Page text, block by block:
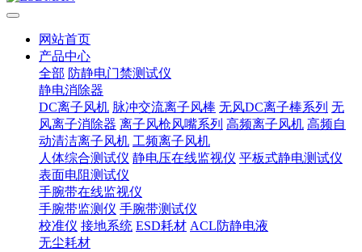
网站首页
产品中心
全部 防静电门禁测试仪
静电消除器
DC离子风机 脉冲交流离子风棒 无风DC离子棒系列 无
风离子消除器 离子风枪风嘴系列 高频离子风机 高频自
动清洁离子风机 工频离子风机
人体综合测试仪 静电压在线监视仪 平板式静电测试仪
表面电阻测试仪
手腕带在线监视仪
手腕带监测仪 手腕带测试仪
校准仪 接地系统 ESD耗材 ACL防静电液
无尘耗材